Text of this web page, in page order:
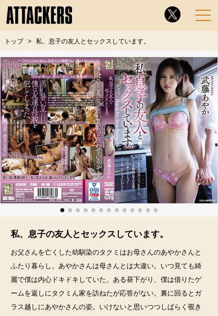
トップ 私、息子の友人とセックスしています。
私、息子の友人とセックスしています。
お父さんを亡くした幼馴染のタクミはお母さんのあやかさんと
ふたり暮らし。あやかさんは母さんとは大違い。いつ見ても綺
麗で僕は内心ドキドキしていた。ある昼下がり、僕は借りたゲ
ームを返しにタクミん家を訪ねたが応答がない。裏に回るとガ
ラス越しにあやかさんの姿。いけないと思いつつしばらく覗き